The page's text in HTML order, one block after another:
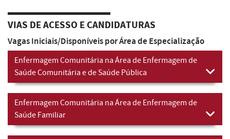
VIAS DE ACESSO E CANDIDATURAS
Vagas Iniciais/Disponíveis por Área de Especialização
Enfermagem Comunitária na Área de Enfermagem de
Saúde Comunitária e de Saúde Pública
Enfermagem Comunitária na Área de Enfermagem de
Saúde Familiar